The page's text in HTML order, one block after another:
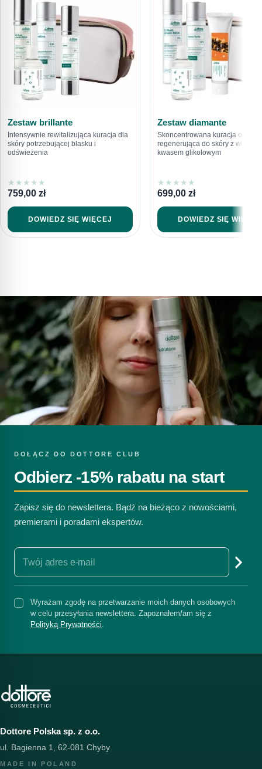
Zestaw brillante
Intensywnie rewitalizująca kuracja dla
skóry potrzebującej blasku i
odświeżenia
★ ★ ★ ★ ★
759,00 zł
DOWIEDZ SIĘ WIĘCEJ
Zestaw diamante
Skoncentrowana kuracja
regenerująca do skóry z
kwasem glikolowym
★ ★ ★ ★ ★
699,00 zł
DOWIEDZ SIĘ WIĘCEJ
DOŁĄCZ DO DOTTORE CLUB
Odbierz -15% rabatu na start
Zapisz się do newslettera. Bądź na bieżąco z nowościami,
premierami i poradami ekspertów.
Wyrażam zgodę na przetwarzanie moich danych osobowych
w celu przesyłania newslettera. Zapoznałem/am się z
Polityką Prywatności.
Dottore Polska sp. z o.o.
ul. Bagienna 1, 62-081 Chyby
MADE IN POLAND